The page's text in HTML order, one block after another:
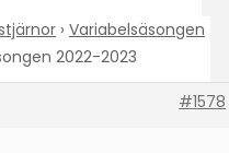
› Variabelsäsongen
2022-2023
#1578